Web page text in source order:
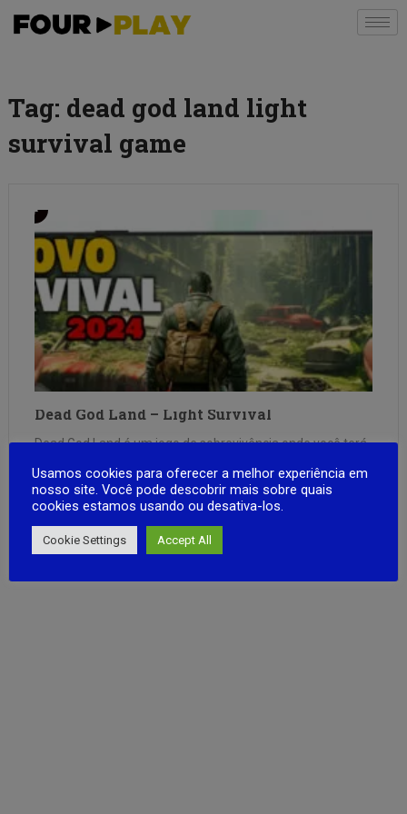
Tag: dead god land light
survival game
Dead God Land – Light Survival
Dead God Land é um jogo de sobrevivência onde você terá
perigos! Construa seu abrigo para se proteger de zumbis e
invasores. Crie e atualize suas armaduras e armas! Isso
tornará mais fácil para você sobreviver em um …
FULL ARTICLE
Usamos cookies para oferecer a melhor experiência em
nosso site. Você pode descobrir mais sobre quais
cookies estamos usando ou desativa-los.
Cookie Settings Accept All